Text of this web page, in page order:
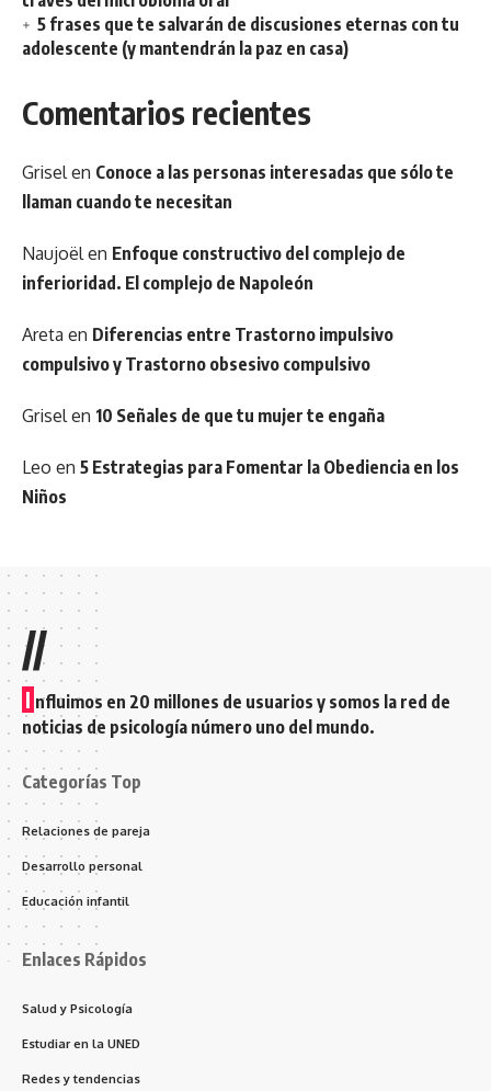
5 frases que te salvarán de discusiones eternas con tu
adolescente (y mantendrán la paz en casa)
Comentarios recientes
Grisel en Conoce a las personas interesadas que sólo te
llaman cuando te necesitan
Naujoël en Enfoque constructivo del complejo de
inferioridad. El complejo de Napoleón
Areta en Diferencias entre Trastorno impulsivo
compulsivo y Trastorno obsesivo compulsivo
Grisel en 10 Señales de que tu mujer te engaña
Leo en 5 Estrategias para Fomentar la Obediencia en los
Niños
//
I nfluimos en 20 millones de usuarios y somos la red de
noticias de psicología número uno del mundo.
Categorías Top
Relaciones de pareja
Desarrollo personal
Educación infantil
Enlaces Rápidos
Salud y Psicología
Estudiar en la UNED
Redes y tendencias